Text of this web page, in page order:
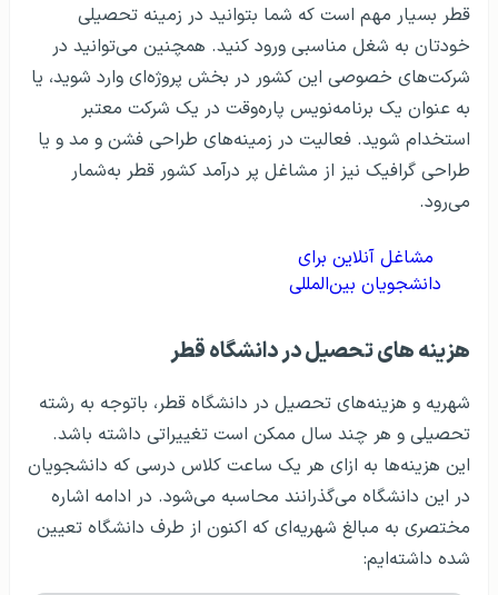
قطر بسیار مهم است که شما بتوانید در زمینه تحصیلی
خودتان به شغل مناسبی ورود کنید. همچنین می‌توانید در
شرکت‌های خصوصی این کشور در بخش پروژه‌ای وارد شوید، یا
به عنوان یک برنامه‌نویس پاره‌وقت در یک شرکت معتبر
استخدام شوید. فعالیت در زمینه‌های طراحی فشن و مد و یا
طراحی گرافیک نیز از مشاغل پر درآمد کشور قطر به‌شمار
می‌رود.
مشاغل آنلاین برای
دانشجویان بین‌المللی
هزینه ‎‌های تحصیل در دانشگاه قطر
شهریه و هزینه‌های تحصیل در دانشگاه قطر، باتوجه به رشته
تحصیلی و هر چند سال ممکن است تغییراتی داشته باشد.
این هزینه‌ها به ازای هر یک ساعت کلاس درسی که دانشجویان
در این دانشگاه می‌گذرانند محاسبه می‌شود. در ادامه اشاره
مختصری به مبالغ شهریه‌ای که اکنون از طرف دانشگاه تعیین
شده داشته‌ایم: